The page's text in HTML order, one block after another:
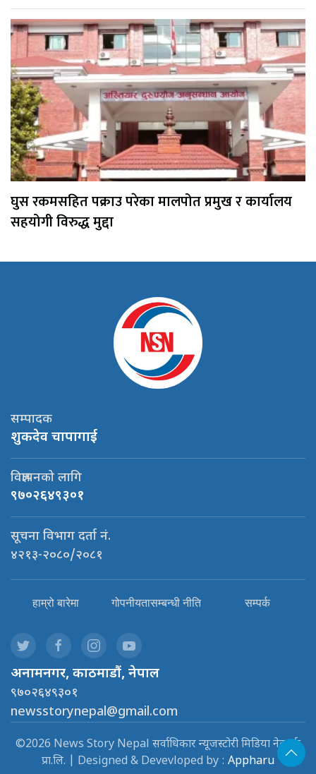
घुस रकमसहित पक्राउ परेका मालपोत प्रमुख र कार्यालय
सहयोगी विरुद्ध मुद्दा
सम्पादक
शुकदेव चापागाई
विज्ञापनको लागि
९७०२६४९३०१
सूचना विभाग दर्ता नं.
४२१३-२०८०/२०८१
हाम्रो बारेमा गोपनीयतासम्बन्धी नीति सम्पर्क
अनामनगर, काठमाडौं, नेपाल
९७०२६४९३०१
newsstorynepal@gmail.com
©2026 News Story Nepal सर्वाधिकार न्यूजस्टोरी मिडिया नेटवर्क
प्रा.लि. | Designed & Devevloped by : Appharu